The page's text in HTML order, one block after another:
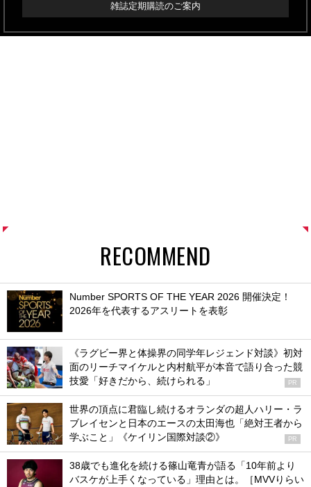
雑誌定期購読のご案内
RECOMMEND
Number SPORTS OF THE YEAR 2026 開催決定！
2026年を代表するアスリートを表彰
《ラグビー界と体操界の同学年レジェンド対談》初対
面のリーチマイケルと内村航平が本音で語り合った競
技愛「好きだから、続けられる」
PR
世界の頂点に君臨し続けるオランダの超人ハリー・ラ
ブレイセンと日本のエースの太田海也「絶対王者から
学ぶこと」《ケイリン国際対談②》
PR
38歳でも進化を続ける篠山竜青が語る「10年前より
バスケが上手くなっている」理由とは。［MVVりらい